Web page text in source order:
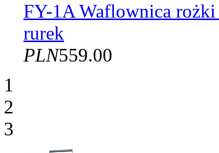
FY-1A Waflownica
rurek
PLN559.00
1
2
3